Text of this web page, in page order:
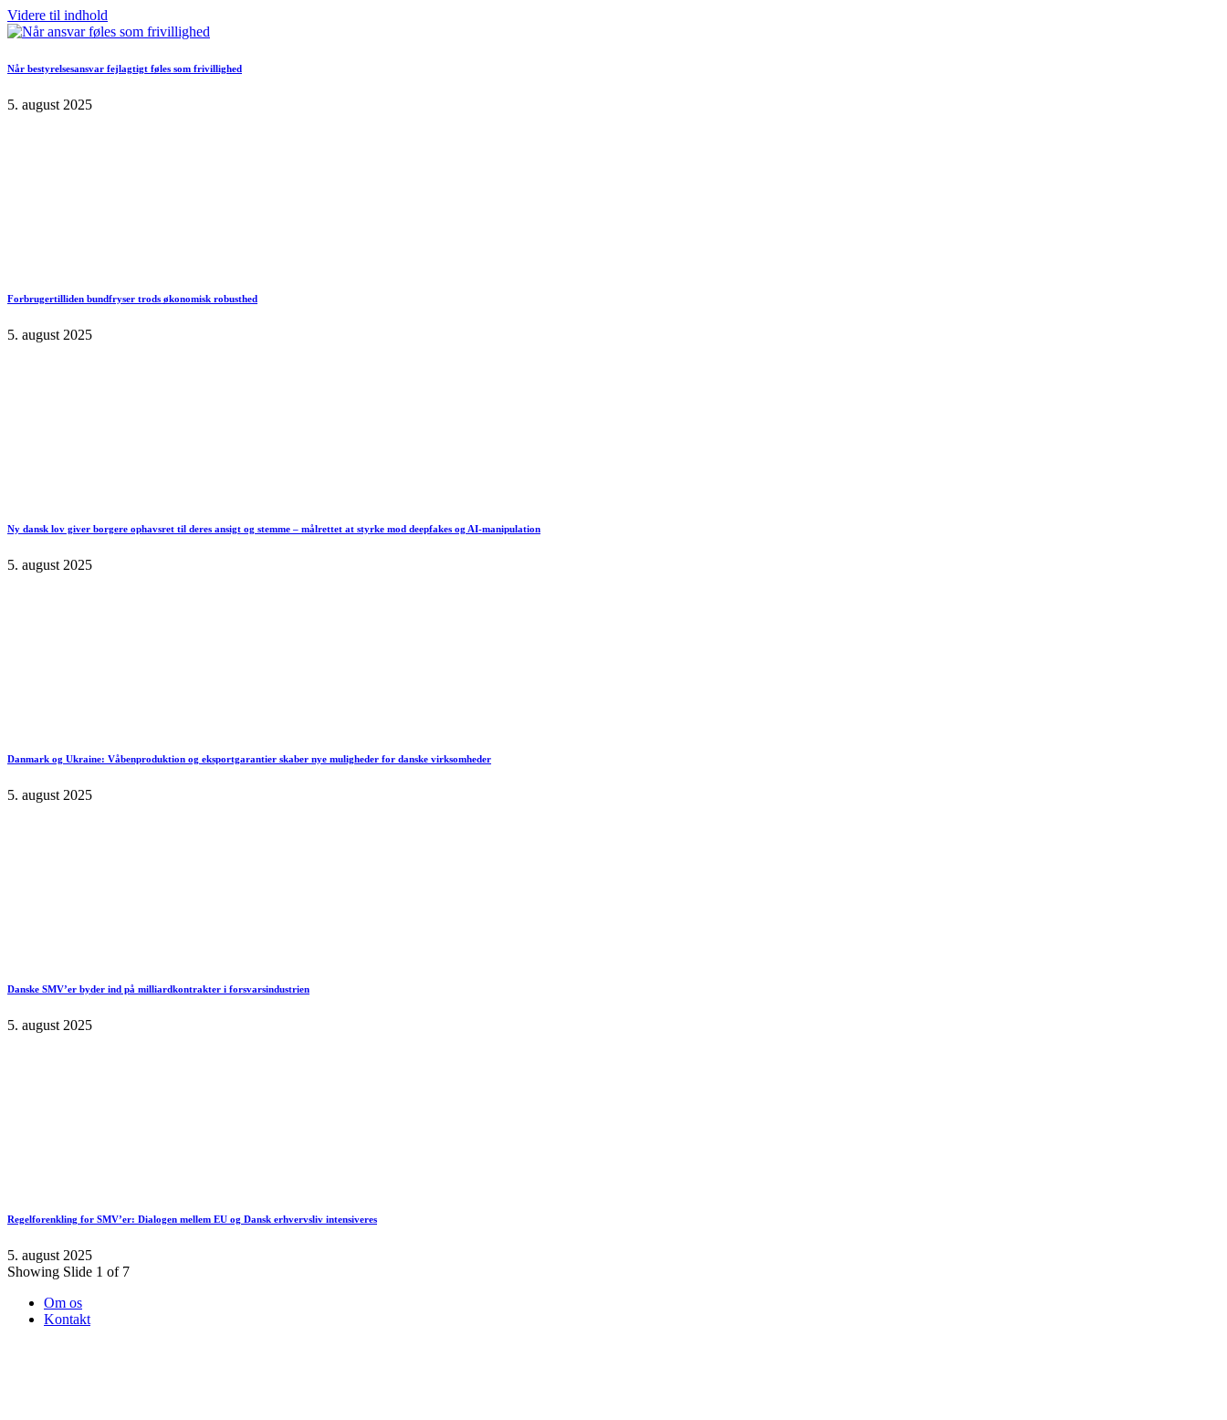
Videre til indhold
Når bestyrelsesansvar fejlagtigt føles som frivillighed
5. august 2025
Forbrugertilliden bundfryser trods økonomisk robusthed
5. august 2025
Ny dansk lov giver borgere ophavsret til deres ansigt og stemme – målrettet at styrke mod deepfakes og AI-manipulation
5. august 2025
Danmark og Ukraine: Våbenproduktion og eksportgarantier skaber nye muligheder for danske virksomheder
5. august 2025
Danske SMV’er byder ind på milliardkontrakter i forsvarsindustrien
5. august 2025
Regelforenkling for SMV’er: Dialogen mellem EU og Dansk erhvervsliv intensiveres
5. august 2025
Showing Slide 1 of 7
Om os
Kontakt